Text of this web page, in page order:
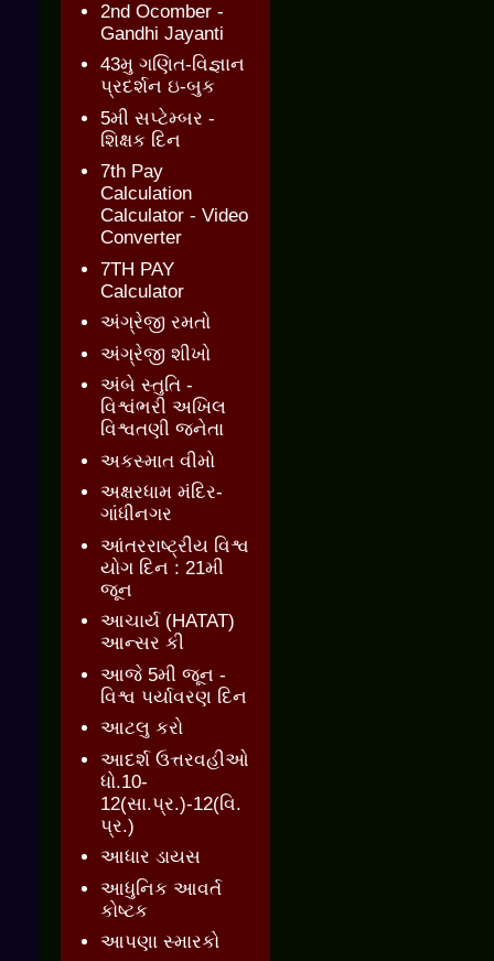
2nd Ocomber -
Gandhi Jayanti
43મુ ગણિત-વિજ્ઞાન
પ્રદર્શન ઇ-બુક
5મી સપ્ટેમ્બર -
શિક્ષક દિન
7th Pay
Calculation
Calculator - Video
Converter
7TH PAY
Calculator
અંગ્રેજી રમતો
અંગ્રેજી શીખો
અંબે સ્તુતિ -
વિશ્વંભરી અખિલ
વિશ્વતણી જનેતા
અકસ્માત વીમો
અક્ષરધામ મંદિર-
ગાંધીનગર
આંતરરાષ્ટ્રીય વિશ્વ
યોગ દિન : 21મી
જૂન
આચાર્ય (HATAT)
આન્સર કી
આજે 5મી જૂન -
વિશ્વ પર્યાવરણ દિન
આટલુ કરો
આદર્શ ઉત્તરવહીઓ
ધો.10-
12(સા.પ્ર.)-12(વિ.
પ્ર.)
આધાર ડાયસ
આધુનિક આવર્ત
કોષ્ટક
આપણા સ્મારકો